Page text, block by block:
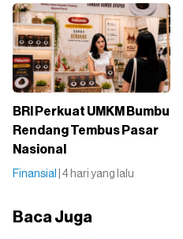
BRI Perkuat UMKM Bumbu
Rendang Tembus Pasar
Nasional
Finansial | 4 hari yang lalu
Baca Juga